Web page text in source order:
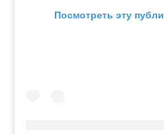
Посмотреть эту